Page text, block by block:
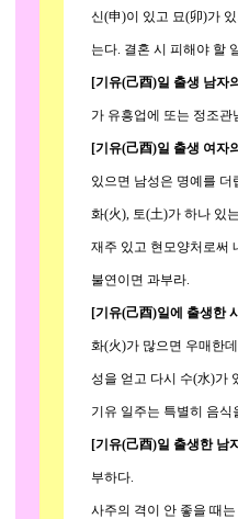
신(申)이 있고 묘(卯)가 있
는다. 결혼 시 피해야 할
[기유(己酉)일 출생 남자
가 유흥업에 또는 정조관
[기유(己酉)일 출생 여자
있으면 남성은 명예를 더
화(火), 토(土)가 하나 있는
재주 있고 현모양처로써 내
불연이면 과부라.
[기유(己酉)일에 출생한
화(火)가 많으면 우매한데
성을 얻고 다시 수(水)가 있
기유 일주는 특별히 음식
[기유(己酉)일 출생한 남
부하다.
사주의 격이 안 좋을 때는